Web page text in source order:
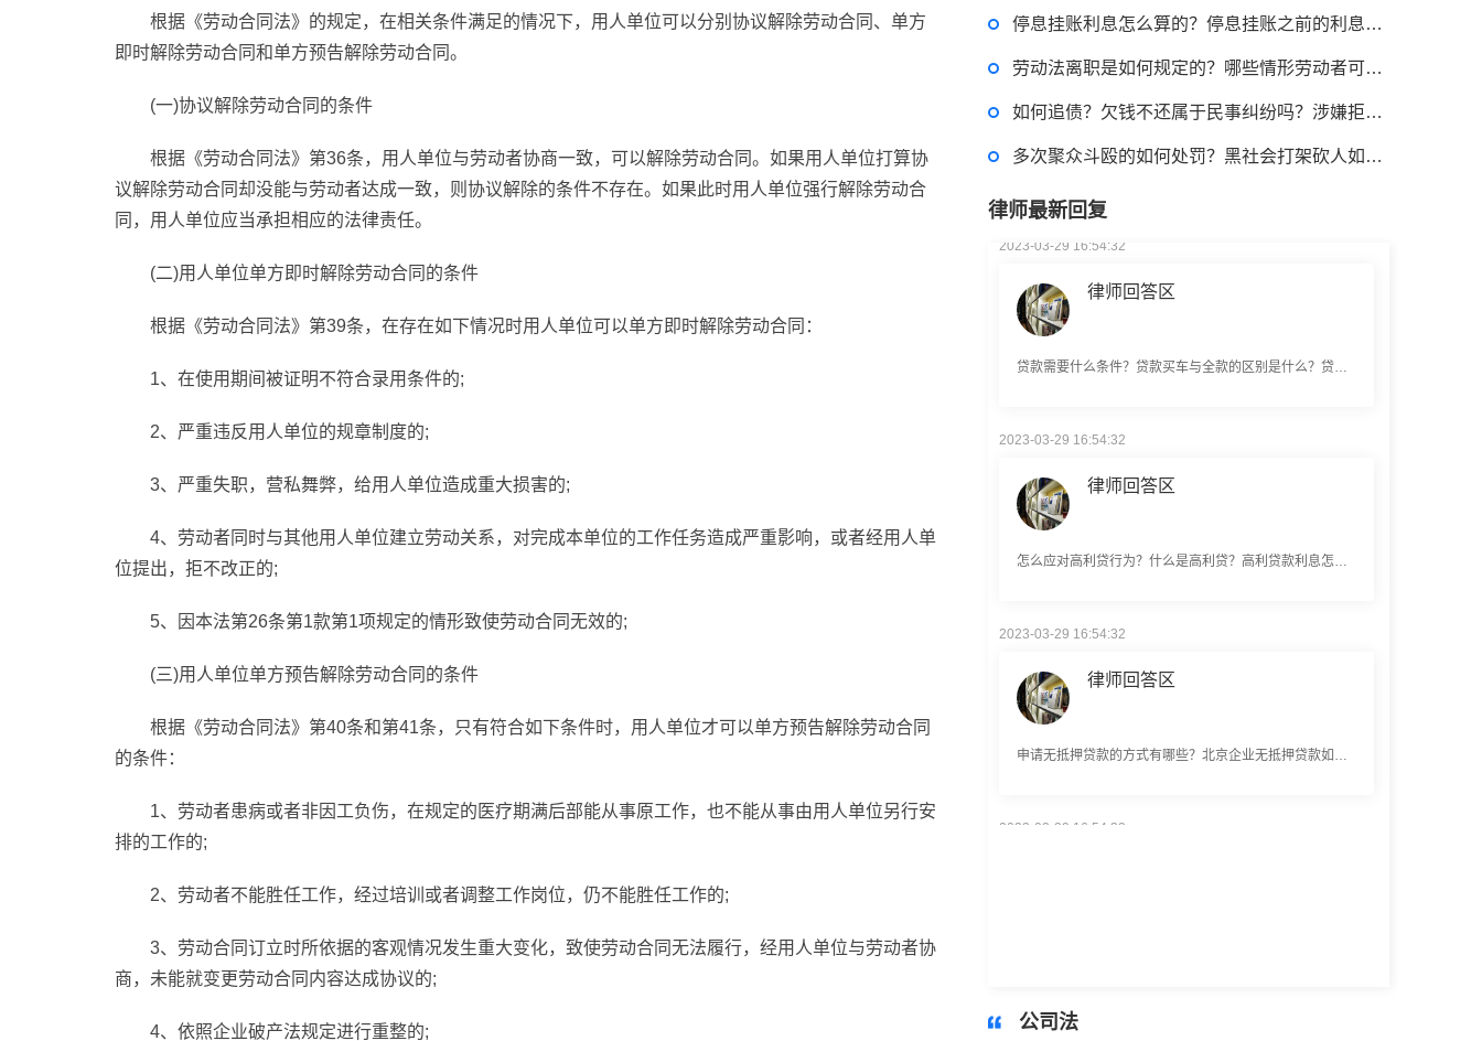
根据《劳动合同法》的规定，在相关条件满足的情况下，用人单位可以分别协议解除劳动合同、单方
即时解除劳动合同和单方预告解除劳动合同。
(一)协议解除劳动合同的条件
根据《劳动合同法》第36条，用人单位与劳动者协商一致，可以解除劳动合同。如果用人单位打算协
议解除劳动合同却没能与劳动者达成一致，则协议解除的条件不存在。如果此时用人单位强行解除劳动合
同，用人单位应当承担相应的法律责任。
(二)用人单位单方即时解除劳动合同的条件
根据《劳动合同法》第39条，在存在如下情况时用人单位可以单方即时解除劳动合同：
1、在使用期间被证明不符合录用条件的;
2、严重违反用人单位的规章制度的;
3、严重失职，营私舞弊，给用人单位造成重大损害的;
4、劳动者同时与其他用人单位建立劳动关系，对完成本单位的工作任务造成严重影响，或者经用人单
位提出，拒不改正的;
5、因本法第26条第1款第1项规定的情形致使劳动合同无效的;
(三)用人单位单方预告解除劳动合同的条件
根据《劳动合同法》第40条和第41条，只有符合如下条件时，用人单位才可以单方预告解除劳动合同
的条件：
1、劳动者患病或者非因工负伤，在规定的医疗期满后部能从事原工作，也不能从事由用人单位另行安
排的工作的;
2、劳动者不能胜任工作，经过培训或者调整工作岗位，仍不能胜任工作的;
3、劳动合同订立时所依据的客观情况发生重大变化，致使劳动合同无法履行，经用人单位与劳动者协
商，未能就变更劳动合同内容达成协议的;
4、依照企业破产法规定进行重整的;
停息挂账利息怎么算的？停息挂账之前的利息还需要吗？
劳动法离职是如何规定的？哪些情形劳动者可以解除劳动合同呢？
如何追债？欠钱不还属于民事纠纷吗？涉嫌拒不执行判决罪会被判刑吗？
多次聚众斗殴的如何处罚？黑社会打架砍人如何处罚？以打架为生的多人组织是黑社会吗？
律师最新回复
2023-03-29 16:54:32
律师回答区
律师回答区
律师回答区
律师回答区
公司法